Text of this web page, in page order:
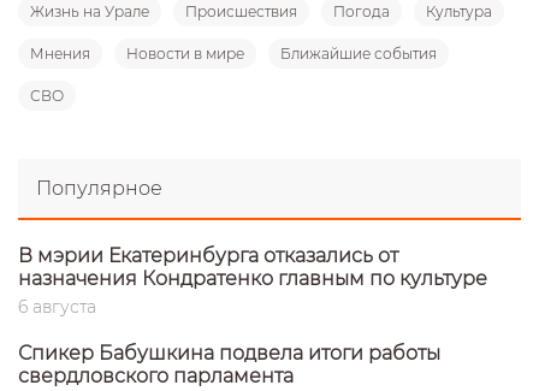
Жизнь на Урале Происшествия Погода Культура
Мнения Новости в мире Ближайшие события
СВО
Популярное
В мэрии Екатеринбурга отказались от
назначения Кондратенко главным по культуре
6 августа
Спикер Бабушкина подвела итоги работы
свердловского парламента